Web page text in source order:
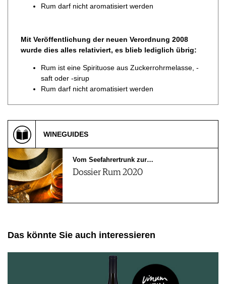
Rum darf nicht aromatisiert werden
Mit Veröffentlichung der neuen Verordnung 2008
wurde dies alles relativiert, es blieb lediglich übrig:
Rum ist eine Spirituose aus Zuckerrohrmelasse, -
saft oder -sirup
Rum darf nicht aromatisiert werden
WINEGUIDES
Vom Seefahrertrunk zur…
Dossier Rum 2020
Das könnte Sie auch interessieren